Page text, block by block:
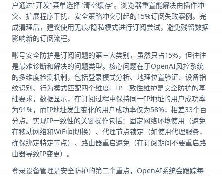
户通过"开发"菜单选择"清空缓存"。浏览器重置能解决由插件冲
突、扩展程序干扰、安全策略冲突引起的15%订阅失败案例。完
成清理后，建议使用无痕/隐私模式进行订阅尝试，避免残留数据
影响新的订阅流程。
账号安全防护是订阅问题的第三大类别，虽然只占15%，但往往
是最难诊断和解决的问题类型。核心问题在于OpenAI风控系统
的多维度检测机制，包括登录模式分析、地理位置验证、设备指
纹识别、行为模式匹配四个维度。IP一致性维护是安全防护的基
础要求，数据显示，在订阅过程中保持同一IP地址的用户成功率
为91%，而IP地址发生变化的用户成功率仅为58%，相差33个百
分点。实现IP一致性的关键操作包括：固定网络环境使用（避免
在移动网络和WiFi间切换）、代理节点锁定（如使用代理服务，
确保绑定特定节点）、路由器重启避免（在订阅期间不要重启路
由器导致IP变更）。
登录设备管理是安全防护的第二个重点，OpenAI系统会跟踪每